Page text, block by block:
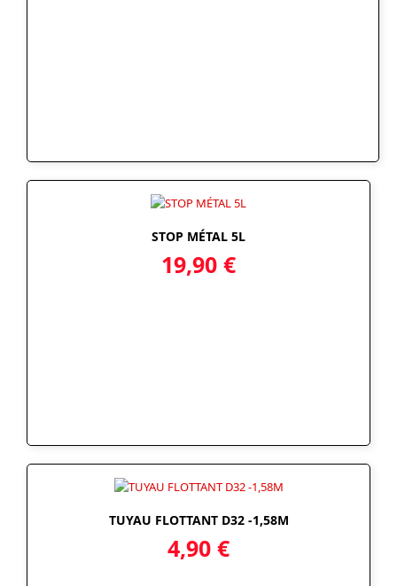
STOP MÉTAL 5L
19,90 €
TUYAU FLOTTANT D32 -1,58M
4,90 €